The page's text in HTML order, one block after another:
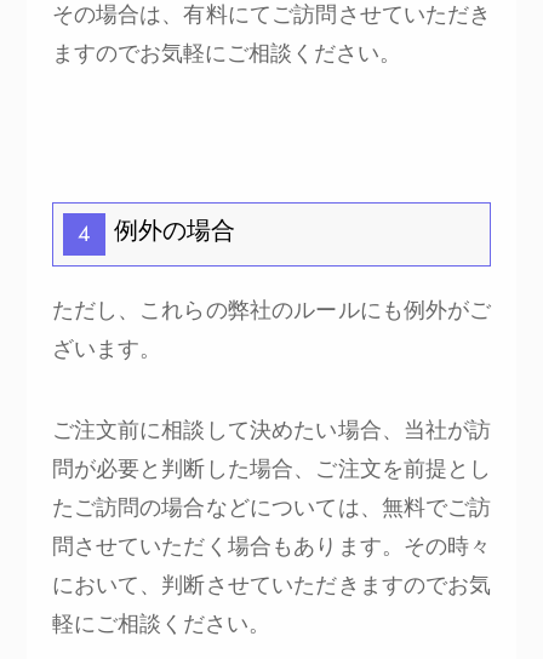
その場合は、有料にてご訪問させていただき
ますのでお気軽にご相談ください。
4 例外の場合
ただし、これらの弊社のルールにも例外がご
ざいます。
ご注文前に相談して決めたい場合、当社が訪
問が必要と判断した場合、ご注文を前提とし
たご訪問の場合などについては、無料でご訪
問させていただく場合もあります。その時々
において、判断させていただきますのでお気
軽にご相談ください。